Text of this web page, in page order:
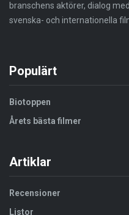
branschens aktörer, dialog
svenska- och internationella
Populärt
Biotoppen
Årets bästa filmer
Artiklar
Recensioner
Listor